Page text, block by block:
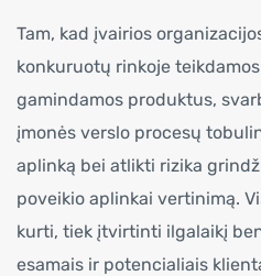
Tam, kad įvairios
konkuruotų rinkoje
gamindamos produktus,
įmonės verslo procesų
aplinką bei atlikti rizika
poveikio aplinkai vertinimą.
kurti, tiek įtvirtinti ilgalaikį
esamais ir potencialiais